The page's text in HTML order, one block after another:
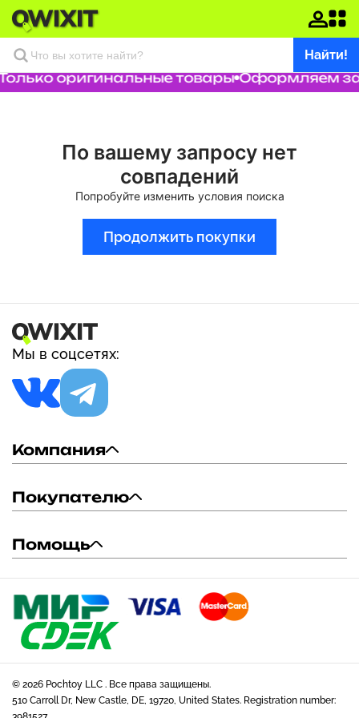
Найти!
оригинальные товары Оформляем
По вашему запросу нет
совпадений
Попробуйте изменить условия поиска
Продолжить покупки
Мы в соцсетях:
Компания
Покупателю
Помощь
© 2026 Pochtoy LLC . Все права защищены.
510 Carroll Dr, New Castle, DE, 19720, United States. Registration number: